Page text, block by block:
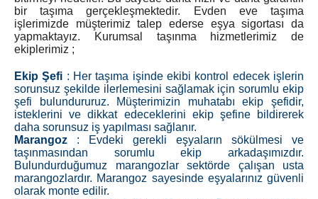
bir taşıma gerçekleşmektedir. Evden eve taşıma
işlerimizde müşterimiz talep ederse eşya sigortası da
yapmaktayız. Kurumsal taşınma hizmetlerimiz de
ekiplerimiz ;
Ekip Şefi : Her taşıma işinde ekibi kontrol edecek işlerin
sorunsuz şekilde ilerlemesini sağlamak için sorumlu ekip
şefi bulundururuz. Müşterimizin muhatabı ekip şefidir,
isteklerini ve dikkat edeceklerini ekip şefine bildirerek
daha sorunsuz iş yapılması sağlanır.
Marangoz : Evdeki gerekli eşyaların sökülmesi ve
taşınmasından sorumlu ekip arkadaşımızdır.
Bulundurduğumuz marangozlar sektörde çalışan usta
marangozlardır. Marangoz sayesinde eşyalarınız güvenli
olarak monte edilir.